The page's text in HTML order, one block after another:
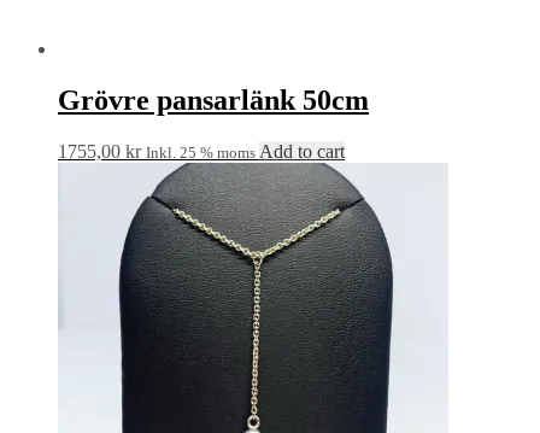
Grövre pansarlänk 50cm
1755,00 kr Inkl. 25 % moms Add to cart